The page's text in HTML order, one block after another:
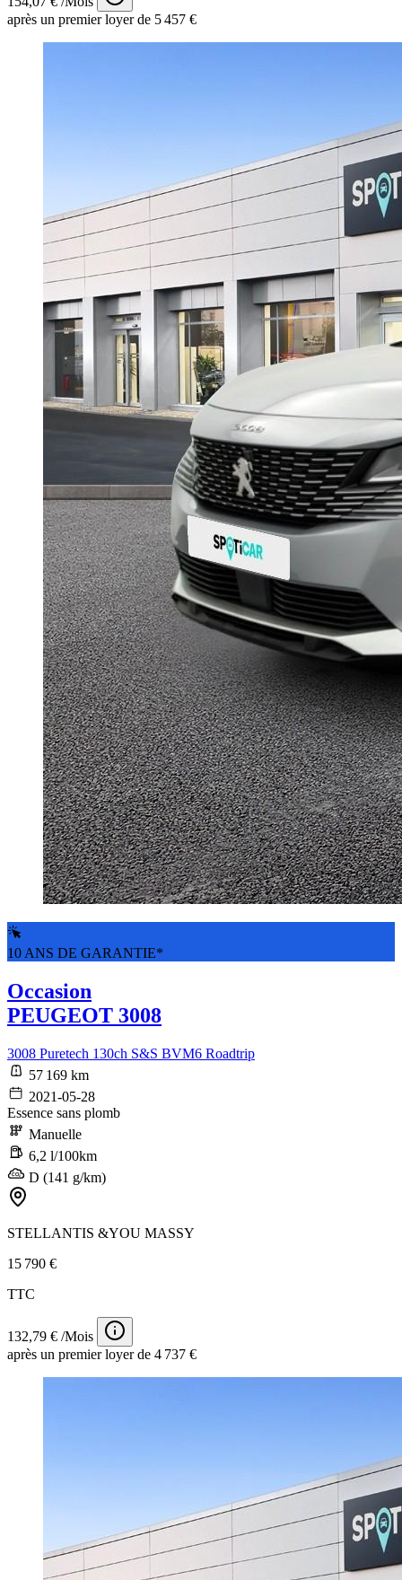
après un premier loyer de 5 457 €
10 ANS DE GARANTIE*
Occasion
PEUGEOT 3008
3008 Puretech 130ch S&S BVM6 Roadtrip
57 169 km
2021-05-28
Essence sans plomb
Manuelle
6,2 l/100km
D (141 g/km)
STELLANTIS &YOU MASSY
15 790 €
TTC
132,79 € /Mois
après un premier loyer de 4 737 €